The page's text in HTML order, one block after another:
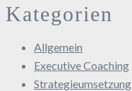
Kategorien
Allgemein
Executive Coaching
Strategieumsetzung